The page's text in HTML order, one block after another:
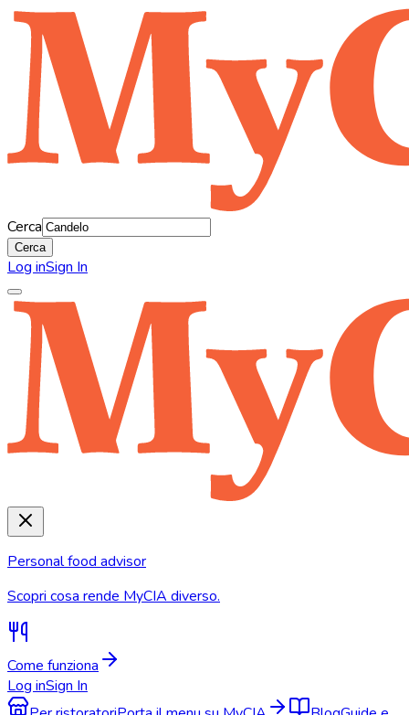
Cerca
Cerca
Log inSign In
Personal food advisor
Scopri cosa rende MyCIA diverso.
Come funziona
Log inSign In